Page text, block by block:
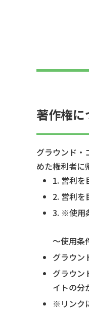
著作権に
グラウンド・
めた権利者に
1. 営利を
2. 営利を
3. ※使用
～使用条
グラウン
グラウン
イトの分
※リンク